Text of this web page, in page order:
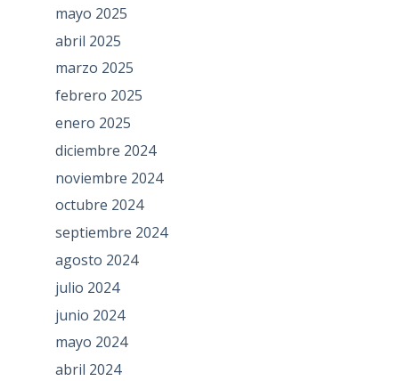
mayo 2025
abril 2025
marzo 2025
febrero 2025
enero 2025
diciembre 2024
noviembre 2024
octubre 2024
septiembre 2024
agosto 2024
julio 2024
junio 2024
mayo 2024
abril 2024